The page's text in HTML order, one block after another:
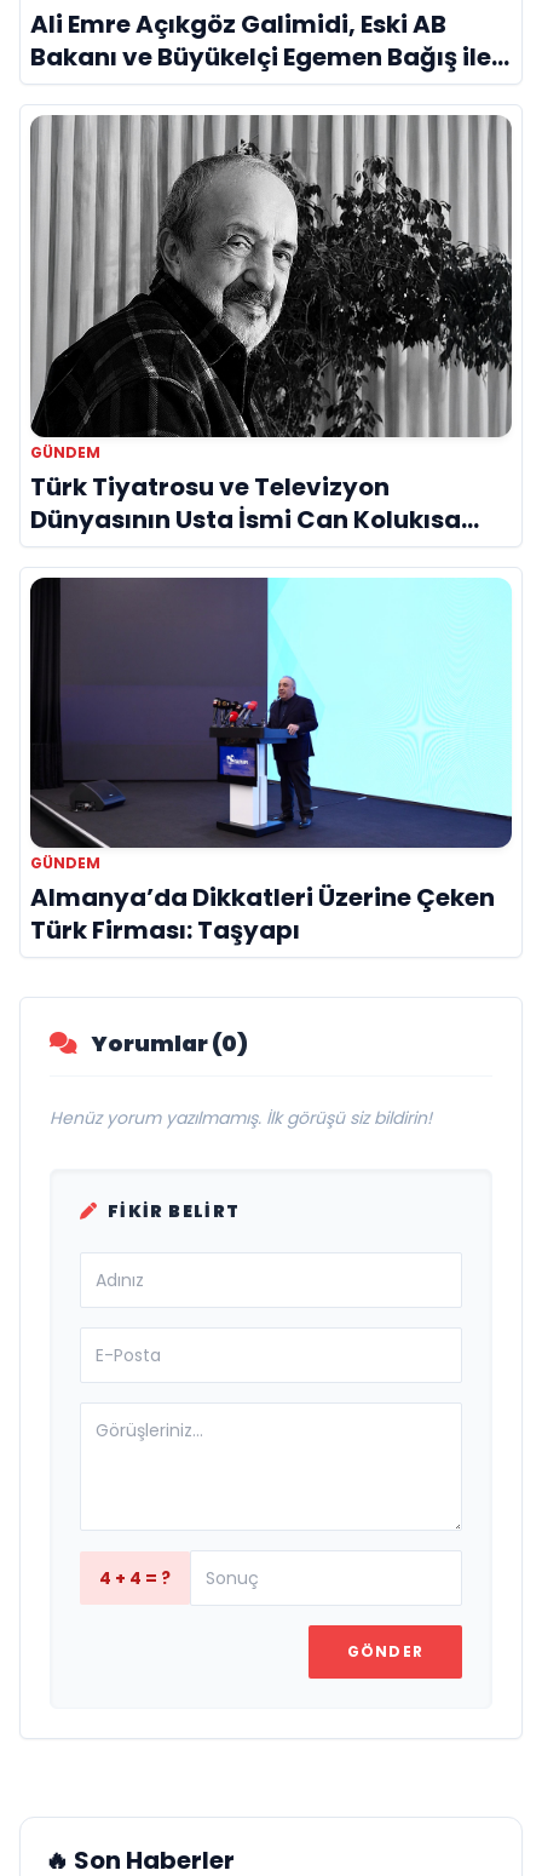
Ali Emre Açıkgöz Galimidi, Eski AB
Bakanı ve Büyükelçi Egemen Bağış ile
Bir Araya Geldi
GÜNDEM
Türk Tiyatrosu ve Televizyon
Dünyasının Usta İsmi Can Kolukısa
Hayatını Kaybetti
GÜNDEM
Almanya’da Dikkatleri Üzerine Çeken
Türk Firması: Taşyapı
Yorumlar (0)
Henüz yorum yazılmamış. İlk görüşü siz bildirin!
FIKIR BELIRT
4 + 4 = ?
GÖNDER
🔥 Son Haberler